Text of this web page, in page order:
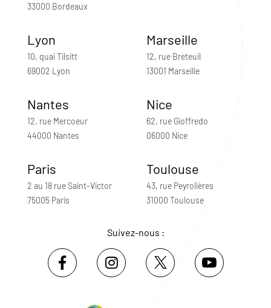
33000 Bordeaux
Lyon
10, quai Tilsitt
69002 Lyon
Marseille
12, rue Breteuil
13001 Marseille
Nantes
12, rue Mercoeur
44000 Nantes
Nice
62, rue Gioffredo
06000 Nice
Paris
2 au 18 rue Saint-Victor
75005 Paris
Toulouse
43, rue Peyrolières
31000 Toulouse
Suivez-nous :